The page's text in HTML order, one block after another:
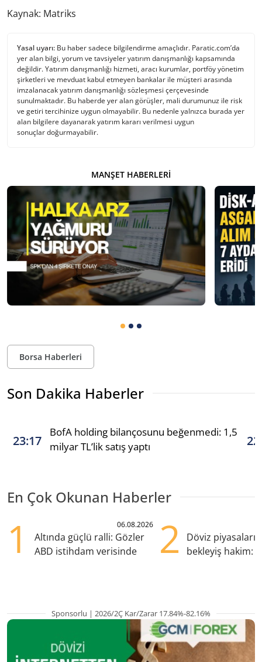
Kaynak: Matriks
Yasal uyarı: Bu haber sadece bilgilendirme amaçlıdır. Paratic.com’da
yer alan bilgi, yorum ve tavsiyeler yatırım danışmanlığı kapsamında
değildir. Yatırım danışmanlığı hizmeti, aracı kurumlar, portföy yönetim
şirketleri ve mevduat kabul etmeyen bankalar ile müşteri arasında
imzalanacak yatırım danışmanlığı sözleşmesi çerçevesinde
sunulmaktadır. Bu haberde yer alan görüşler, mali durumunuz ile risk
ve getiri tercihinize uygun olmayabilir. Bu nedenle yalnızca burada yer
alan bilgilere dayanarak yatırım kararı verilmesi uygun
sonuçlar doğurmayabilir.
MANŞET HABERLERI
Borsa Haberleri
Son Dakika Haberler
23:17
BofA holding bilançosunu beğenmedi: 1,5
milyar TL’lik satış yaptı
En Çok Okunan Haberler
1 06.08.2026
Altında güçlü ralli: Gözler
ABD istihdam verisinde
2
Döviz
bekleyiş hakim:
Sponsorlu | 2026/2Ç Kar/Zarar 17.84%-82.16%